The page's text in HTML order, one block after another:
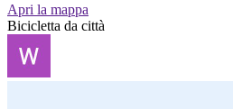
Apri la mappa
Bicicletta da città